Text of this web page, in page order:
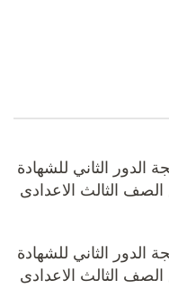
الدور الثاني للشهادة
الثالث الاعدادى
الدور الثاني للشهادة
الثالث الاعدادى